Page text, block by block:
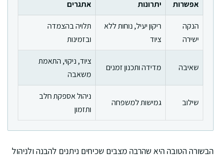
אפשרות יתרונות
אתגרים
הנקה
ישירה
ריקון יעיל, נוחות ללא
ציוד
תלויה בהצמדה
ובזמינות
שאיבה מדידה ותכנון זמנים
ציוד, ניקוי, התאמת
משאבה
שילוב גמישות למשפחה
ניהול אספקת חלב
ותזמון
הבשורה הטובה היא שהרבה מצבים שכיחים ניתנים להבנה ולניהול